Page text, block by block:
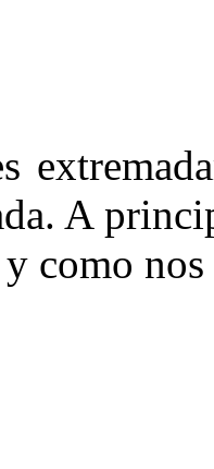
A
como